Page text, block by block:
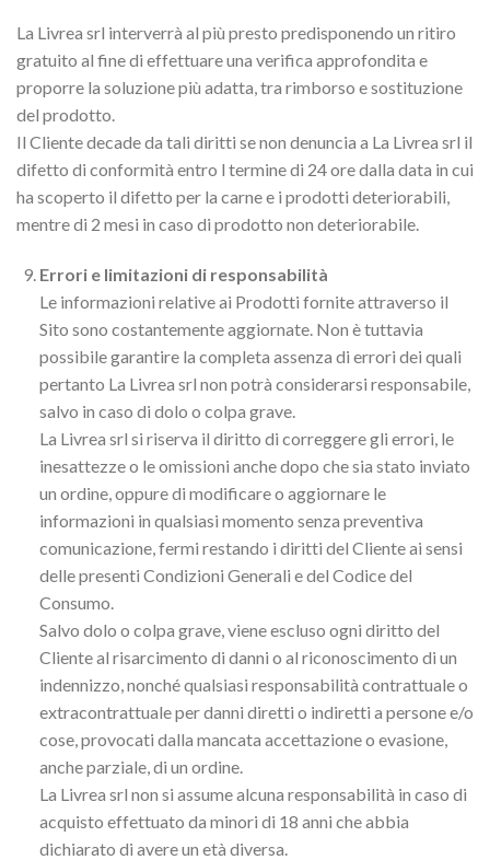
La Livrea srl interverrà al più presto predisponendo un ritiro
gratuito al fine di effettuare una verifica approfondita e
proporre la soluzione più adatta, tra rimborso e sostituzione
del prodotto.
Il Cliente decade da tali diritti se non denuncia a La Livrea srl il
difetto di conformità entro l termine di 24 ore dalla data in cui
ha scoperto il difetto per la carne e i prodotti deteriorabili,
mentre di 2 mesi in caso di prodotto non deteriorabile.
Errori e limitazioni di responsabilità
Le informazioni relative ai Prodotti fornite attraverso il
Sito sono costantemente aggiornate. Non è tuttavia
possibile garantire la completa assenza di errori dei quali
pertanto La Livrea srl non potrà considerarsi responsabile,
salvo in caso di dolo o colpa grave.
La Livrea srl si riserva il diritto di correggere gli errori, le
inesattezze o le omissioni anche dopo che sia stato inviato
un ordine, oppure di modificare o aggiornare le
informazioni in qualsiasi momento senza preventiva
comunicazione, fermi restando i diritti del Cliente ai sensi
delle presenti Condizioni Generali e del Codice del
Consumo.
Salvo dolo o colpa grave, viene escluso ogni diritto del
Cliente al risarcimento di danni o al riconoscimento di un
indennizzo, nonché qualsiasi responsabilità contrattuale o
extracontrattuale per danni diretti o indiretti a persone e/o
cose, provocati dalla mancata accettazione o evasione,
anche parziale, di un ordine.
La Livrea srl non si assume alcuna responsabilità in caso di
acquisto effettuato da minori di 18 anni che abbia
dichiarato di avere un età diversa.